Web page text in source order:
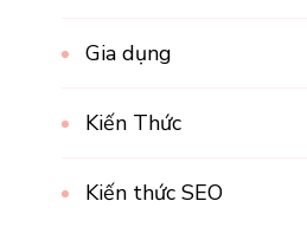
Gia dụng
Kiến Thức
Kiến thức SEO